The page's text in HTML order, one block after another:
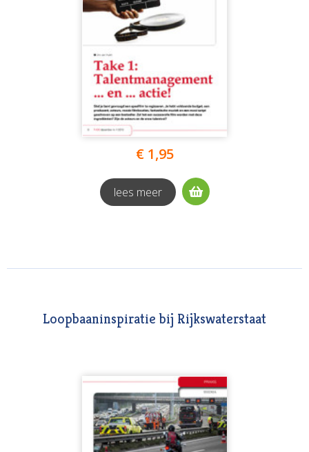
€ 1,95
lees meer
Loopbaaninspiratie bij Rijkswaterstaat